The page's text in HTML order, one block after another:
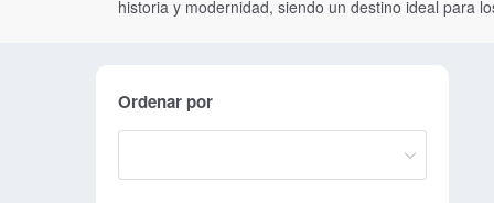
historia y modernidad, siendo un destino ideal para
Ordenar por